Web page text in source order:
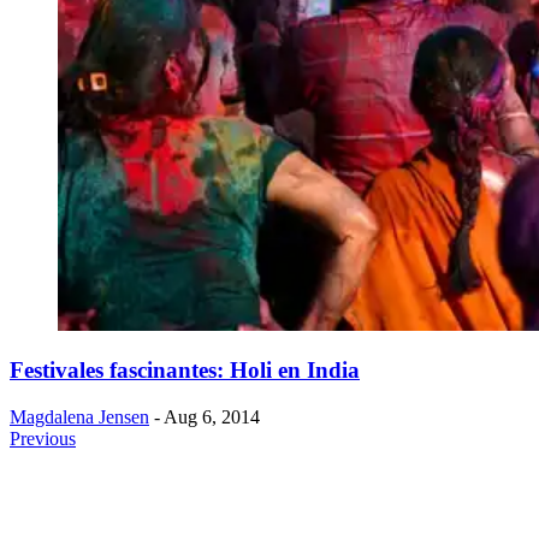
​Festivales fascinantes: Holi en India
Magdalena Jensen - Aug 6, 2014
Previous